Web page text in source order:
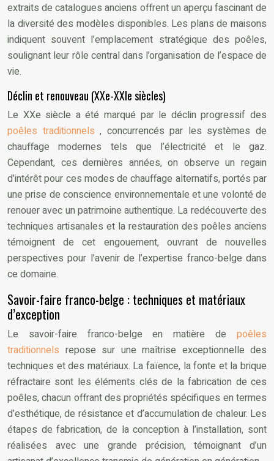
extraits de catalogues anciens offrent un aperçu fascinant de
la diversité des modèles disponibles. Les plans de maisons
indiquent souvent l’emplacement stratégique des poêles,
soulignant leur rôle central dans l’organisation de l’espace de
vie.
Déclin et renouveau (XXe-XXIe siècles)
Le XXe siècle a été marqué par le déclin progressif des
poêles traditionnels, concurrencés par les systèmes de
chauffage modernes tels que l’électricité et le gaz.
Cependant, ces dernières années, on observe un regain
d’intérêt pour ces modes de chauffage alternatifs, portés par
une prise de conscience environnementale et une volonté de
renouer avec un patrimoine authentique. La redécouverte des
techniques artisanales et la restauration des poêles anciens
témoignent de cet engouement, ouvrant de nouvelles
perspectives pour l’avenir de l’expertise franco-belge dans
ce domaine.
Savoir-faire franco-belge : techniques et matériaux
d’exception
Le savoir-faire franco-belge en matière de poêles
traditionnels repose sur une maîtrise exceptionnelle des
techniques et des matériaux. La faïence, la fonte et la brique
réfractaire sont les éléments clés de la fabrication de ces
poêles, chacun offrant des propriétés spécifiques en termes
d’esthétique, de résistance et d’accumulation de chaleur. Les
étapes de fabrication, de la conception à l’installation, sont
réalisées avec une grande précision, témoignant d’un